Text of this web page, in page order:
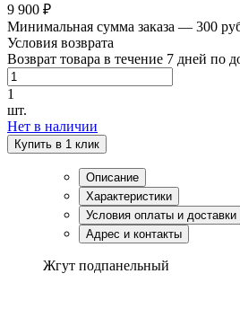
9 900 ₽
Минимальная сумма заказа — 300
Условия возврата
Возврат товара в течение 7 дней по
1
шт.
Нет в наличии
Купить в 1 клик
Описание
Характеристики
Условия оплаты и доставки
Адрес и контакты
Жгут подпанельный